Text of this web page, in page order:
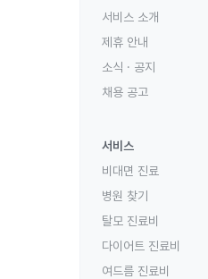
서비스 소개
제휴 안내
소식 · 공지
채용 공고
서비스
비대면 진료
병원 찾기
탈모 진료비
다이어트 진료비
여드름 진료비